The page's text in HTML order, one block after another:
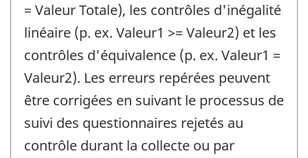
= Valeur Totale), les contrôles d'inégalité
linéaire (p. ex. Valeur1 >= Valeur2) et les
contrôles d'équivalence (p. ex. Valeur1 =
Valeur2). Les erreurs repérées peuvent
être corrigées en suivant le processus de
suivi des questionnaires rejetés au
contrôle durant la collecte ou par